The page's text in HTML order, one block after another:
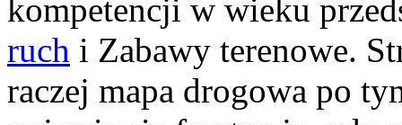
kompetencji w wieku
ruch i Zabawy terenowe.
raczej mapa drogowa po